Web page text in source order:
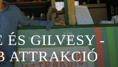
GILVESY -
ATTRAKCIÓ